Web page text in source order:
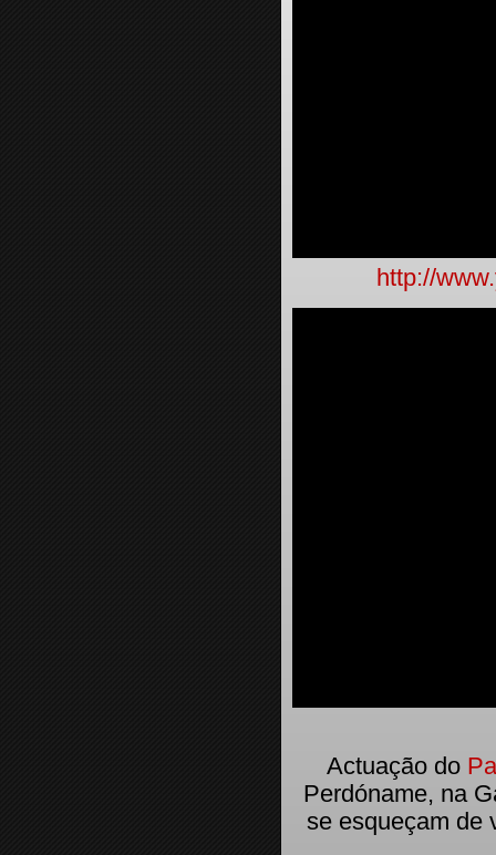
http://
Actuação do
Perdóname, na
se esqueçam de